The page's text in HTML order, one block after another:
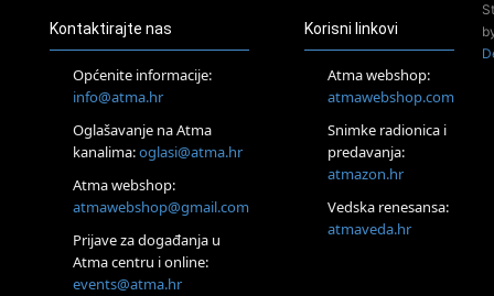
Tečaj Višeg Vodstva, razvijanja intuicije i Akaša zapisa
25.08.
Upisi u program Profesionalni hipnoterapeut — nova
generacija kreće 25.08. 2026.
Online
Visoko
Alemka Dauskardt – Jednodnevna radionica sistemskih
konstelacija
Kontaktirajte nas
Općenite informacije:
info@atma.hr
Oglašavanje na Atma
kanalima:oglasi@atma.hr
Atma webshop:
atmawebshop@gmail.com
Prijave za događanja u
Atma centru i online:
events@atma.hr
Korisni linkovi
Atma webshop:
atmawebshop.com
Snimke radionica i
predavanja:
atmazon.hr
Vedska renesansa:
atmaveda.hr